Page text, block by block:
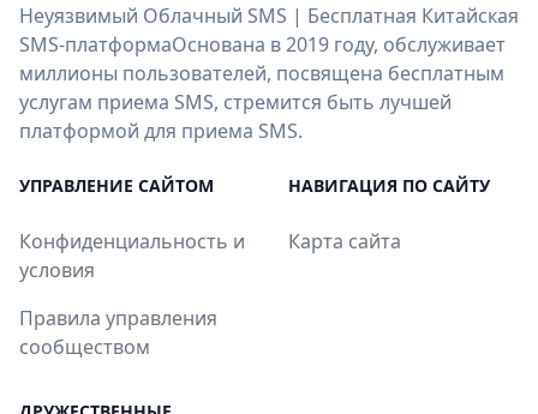
Неуязвимый Облачный SMS | Бесплатная Китайская
SMS-платформаОснована в 2019 году, обслуживает
миллионы пользователей, посвящена бесплатным
услугам приема SMS, стремится быть лучшей
платформой для приема SMS.
УПРАВЛЕНИЕ САЙТОМ
Конфиденциальность и
условия
Правила управления
сообществом
НАВИГАЦИЯ ПО САЙТУ
Карта сайта